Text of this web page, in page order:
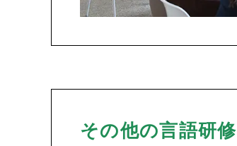
その他の言語研修